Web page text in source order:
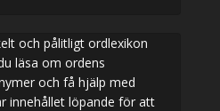
och pålitligt ordlexikon
läsa om ordens
och få hjälp med
innehållet löpande för att